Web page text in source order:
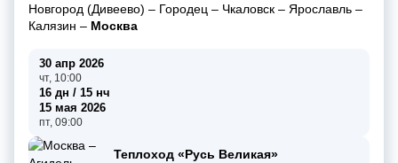
Новгород (Дивеево) – Городец – Чкаловск – Ярославль –
Калязин – Москва
30 апр 2026
чт, 10:00
16 дн / 15 нч
15 мая 2026
пт, 09:00
Теплоход «Русь Великая»